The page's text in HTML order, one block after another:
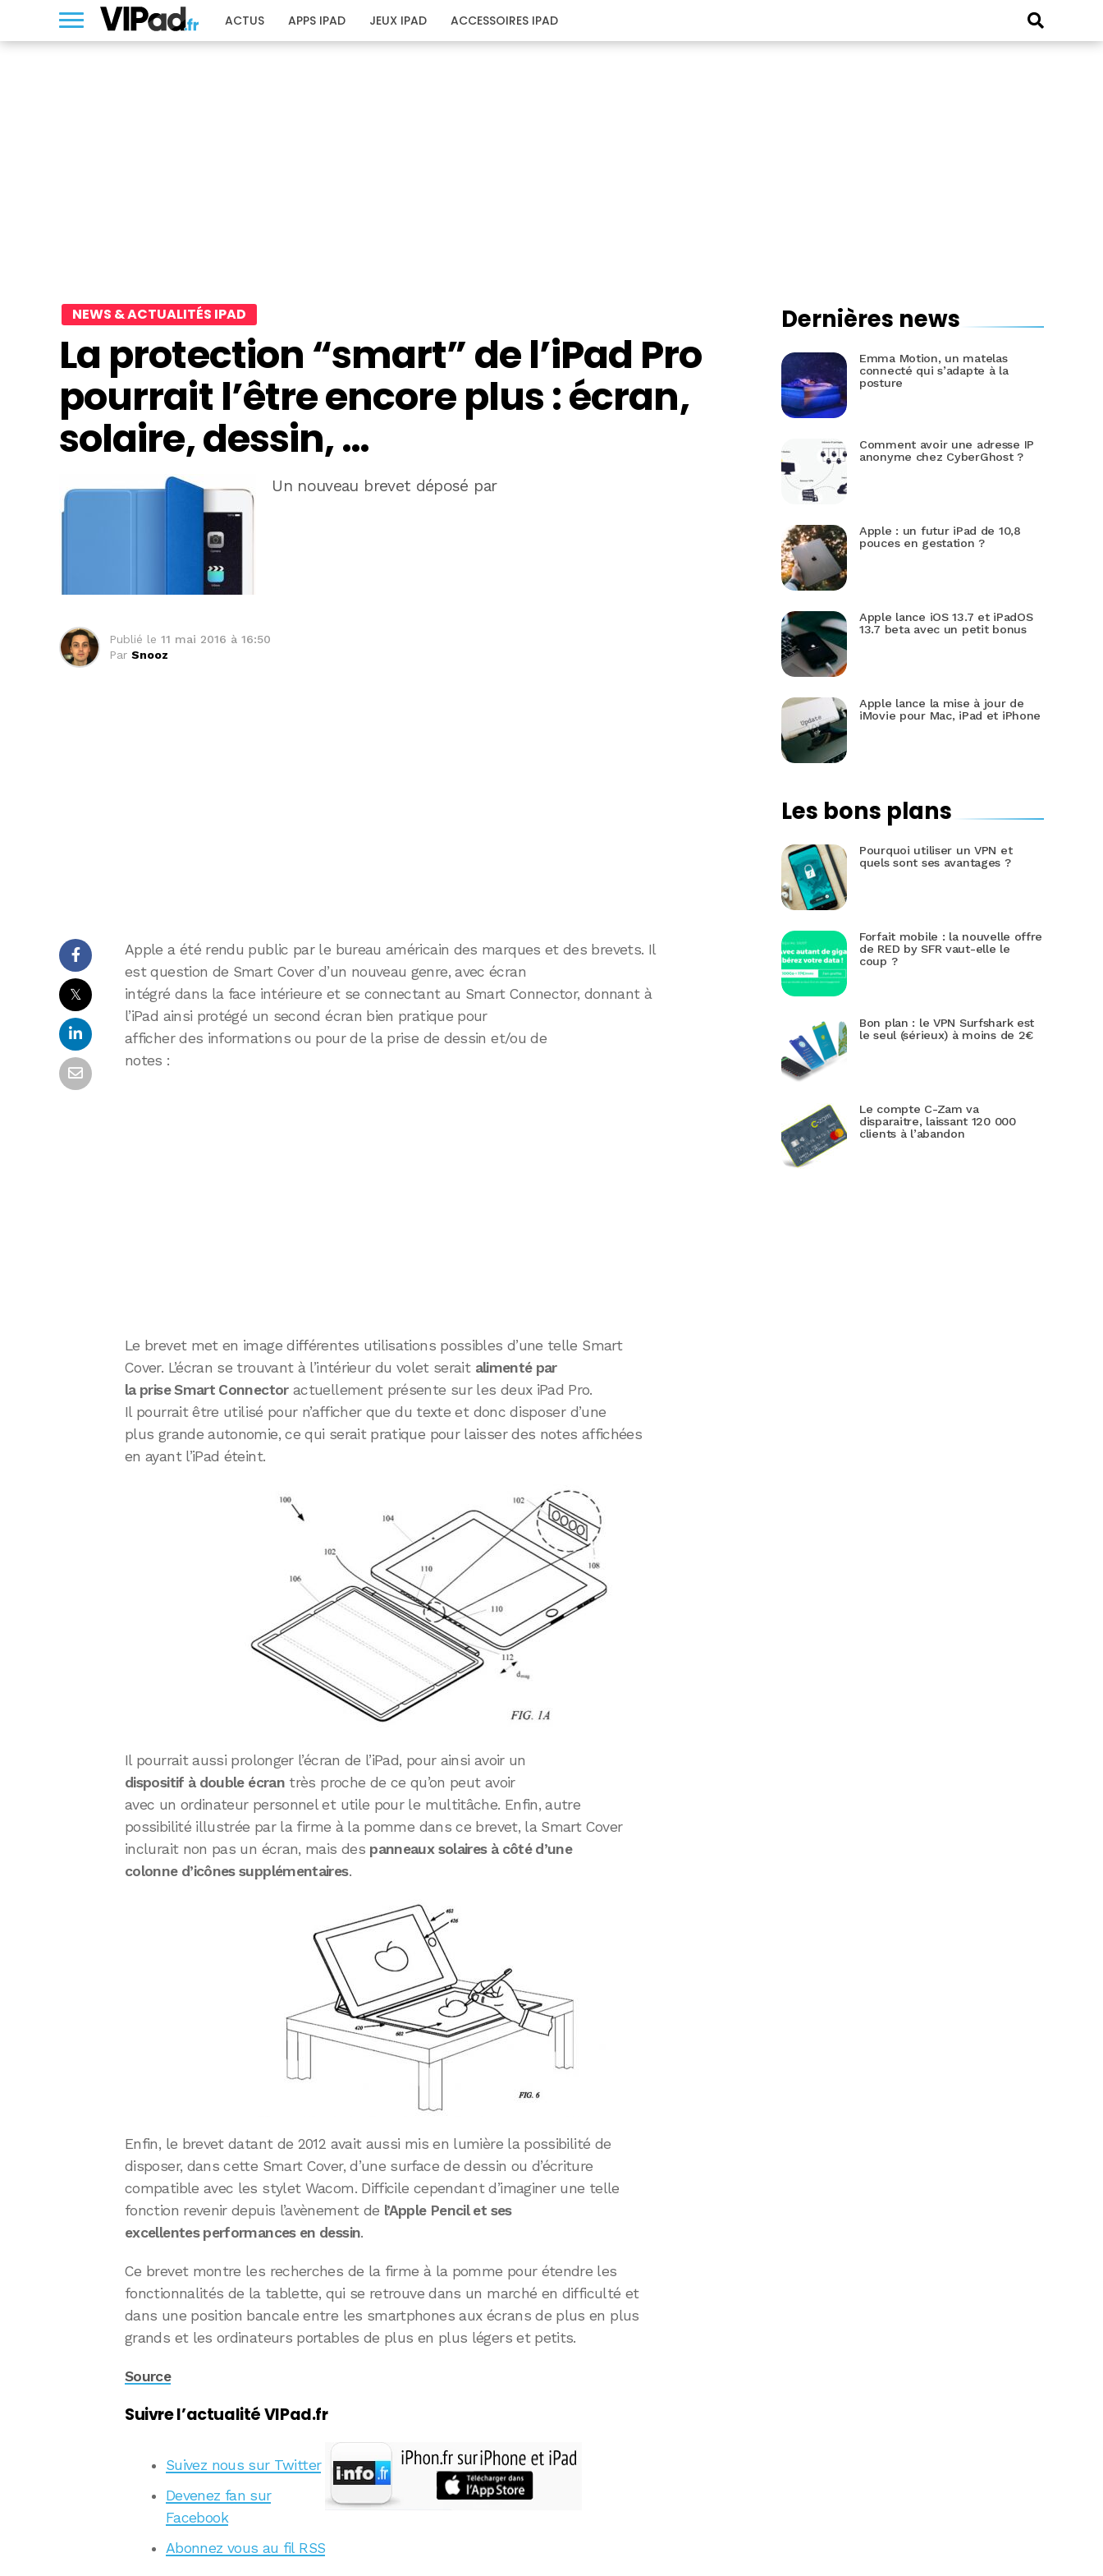
ACTUS APPS IPAD JEUX IPAD ACCESSOIRES IPAD
NEWS & ACTUALITÉS IPAD
La protection “smart” de l’iPad Pro
pourrait l’être encore plus : écran,
solaire, dessin, …
Un nouveau brevet déposé par
Publié le 11 mai 2016 à 16:50
Par Snooz
𝕏
Apple a été rendu public par le bureau américain des marques et des brevets. Il
est question de Smart Cover d’un nouveau genre, avec écran
intégré dans la face intérieure et se connectant au Smart Connector, donnant à
l’iPad ainsi protégé un second écran bien pratique pour
afficher des informations ou pour de la prise de dessin et/ou de
notes :
Le brevet met en image différentes utilisations possibles d’une telle Smart
Cover. L’écran se trouvant à l’intérieur du volet serait alimenté par
la prise Smart Connectoractuellement présente sur les deux iPad Pro.
Il pourrait être utilisé pour n’afficher que du texte et donc disposer d’une
plus grande autonomie, ce qui serait pratique pour laisser des notes affichées
en ayant l’iPad éteint.
Il pourrait aussi prolonger l’écran de l’iPad, pour ainsi avoir un
dispositif à double écran très proche de ce qu’on peut avoir
avec un ordinateur personnel et utile pour le multitâche. Enfin, autre
possibilité illustrée par la firme à la pomme dans ce brevet, la Smart Cover
inclurait non pas un écran, mais des panneaux solaires à côté d’une
colonne d’icônes supplémentaires.
Enfin, le brevet datant de 2012 avait aussi mis en lumière la possibilité de
disposer, dans cette Smart Cover, d’une surface de dessin ou d’écriture
compatible avec les stylet Wacom. Difficile cependant d’imaginer une telle
fonction revenir depuis l’avènement de l’Apple Pencil et ses
excellentes performances en dessin.
Ce brevet montre les recherches de la firme à la pomme pour étendre les
fonctionnalités de la tablette, qui se retrouve dans un marché en difficulté et
dans une position bancale entre les smartphones aux écrans de plus en plus
grands et les ordinateurs portables de plus en plus légers et petits.
Source
Suivre l’actualité VIPad.fr
Suivez nous sur Twitter
Devenez fan sur
Facebook
Abonnez vous au fil RSS
Dernières news
Emma Motion, un matelas
connecté qui s’adapte à la
posture
Comment avoir une adresse IP
anonyme chez CyberGhost ?
Apple : un futur iPad de 10,8
pouces en gestation ?
Apple lance iOS 13.7 et iPadOS
13.7 beta avec un petit bonus
Apple lance la mise à jour de
iMovie pour Mac, iPad et iPhone
Les bons plans
Pourquoi utiliser un VPN et
quels sont ses avantages ?
Forfait mobile : la nouvelle offre
de RED by SFR vaut-elle le
coup ?
Bon plan : le VPN Surfshark est
le seul (sérieux) à moins de 2€
Le compte C-Zam va
disparaitre, laissant 120 000
clients à l’abandon